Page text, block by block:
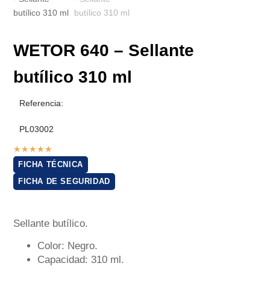
WETOR 640 – Sellante
butílico 310 ml
Referencia:
PL03002
★★★★★
FICHA TÉCNICA
FICHA DE SEGURIDAD
Sellante butílico.
Color: Negro.
Capacidad: 310 ml.